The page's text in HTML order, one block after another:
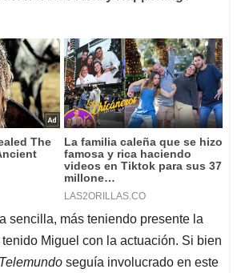
sencilla, más teniendo presente la
Miguel con la actuación. Si bien
Telemundo seguía involucrado en este